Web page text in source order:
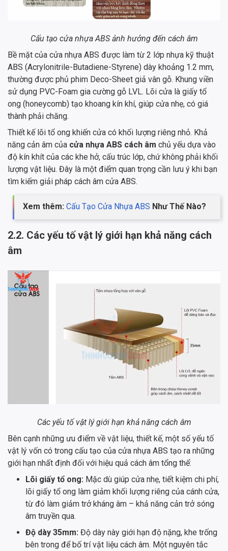
Cấu tạo cửa nhựa ABS ảnh hưởng đến cách âm
Bề mặt của cửa nhựa ABS được làm từ 2 lớp nhựa kỹ thuật
ABS (Acrylonitrile-Butadiene-Styrene) dày khoảng 1.2 mm,
thường được phủ phim Deco-Sheet giả vân gỗ. Khung viền
sử dụng PVC-Foam gia cường gỗ LVL. Lõi cửa là giấy tổ
ong (honeycomb) tạo khoang kín khí, giúp cửa nhẹ, có giá
thành phải chăng.
Thiết kế lõi tổ ong khiến cửa có khối lượng riêng nhỏ. Khả
năng cản âm của cửa nhựa ABS cách âm chủ yếu dựa vào
độ kín khít của các khe hở, cấu trúc lớp, chứ không phải khối
lượng vật liệu. Đây là một điểm quan trọng cần lưu ý khi bạn
tìm kiếm giải pháp cách âm cửa ABS.
Xem thêm: Cấu Tạo Cửa Nhựa ABS Như Thế Nào?
2.2. Các yếu tố vật lý giới hạn khả năng cách
âm
Các yếu tố vật lý giới hạn khả năng cách âm
Bên cạnh những ưu điểm về vật liệu, thiết kế, một số yếu tố
vật lý vốn có trong cấu tạo của cửa nhựa ABS tạo ra những
giới hạn nhất định đối với hiệu quả cách âm tổng thể:
Lõi giấy tổ ong: Mặc dù giúp cửa nhẹ, tiết kiệm chi phí,
lõi giấy tổ ong làm giảm khối lượng riêng của cánh cửa,
từ đó làm giảm trở kháng âm – khả năng cản trở sóng
âm truyền qua.
Độ dày 35mm: Độ dày này giới hạn độ nặng, khe trống
bên trong để bố trí vật liệu cách âm. Một nguyên tắc